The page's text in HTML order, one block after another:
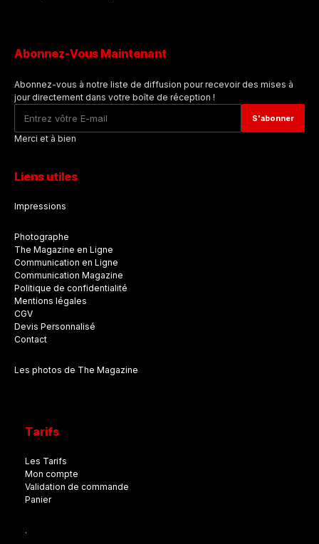
Abonnez-Vous Maintenant
Abonnez-vous à notre liste de diffusion pour recevoir des mises à
jour directement dans votre boîte de réception !
Merci et à bien
Liens utiles
Impressions
Photographe
The Magazine en Ligne
Communication en Ligne
Communication Magazine
Politique de confidentialité
Mentions légales
CGV
Devis Personnalisé
Contact
Les photos de The Magazine
Tarifs
Les Tarifs
Mon compte
Validation de commande
Panier
.